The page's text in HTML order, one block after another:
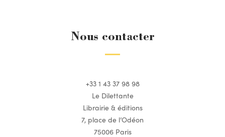
Nous contacter
+33 1 43 37 98 98
Le Dilettante
Librairie & éditions
7, place de l’Odéon
75006 Paris